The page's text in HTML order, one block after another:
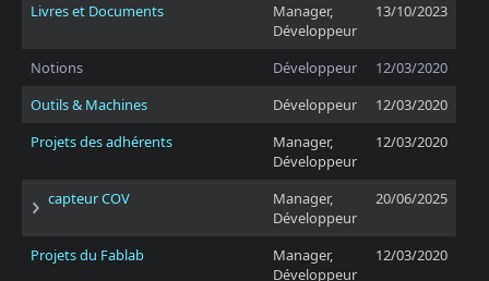
Livres et Documents
Manager,
Développeur
13/10/2023
Notions Développeur
12/03/2020
Outils & Machines
Développeur
12/03/2020
Projets des adhérents
Manager,
Développeur
12/03/2020
capteur COV
Manager,
Développeur
20/06/2025
Projets du Fablab
Manager,
Développeur
12/03/2020